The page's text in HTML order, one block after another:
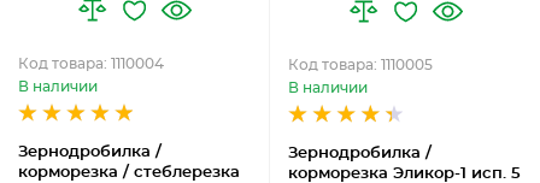
Зернодробилка /
корморезка / стеблерезка
Код товара: 1110004
В наличии
Зернодробилка /
корморезка Эликор-1 исп. 5
Код товара: 1110005
В наличии